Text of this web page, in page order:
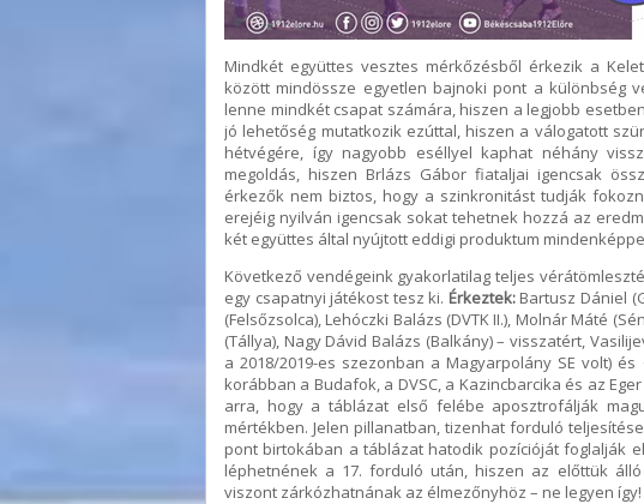
Mindkét együttes vesztes mérkőzésből érkezik a
között mindössze egyetlen bajnoki pont a különbség
lenne mindkét csapat számára, hiszen a legjobb
jó lehetőség mutatkozik ezúttal, hiszen a válogatott
hétvégére, így nagyobb eséllyel kaphat néhány
megoldás, hiszen Brlázs Gábor fiataljai igencsak
érkezők nem biztos, hogy a szinkronitást tudják
erejéig nyilván igencsak sokat tehetnek hozzá az
két együttes által nyújtott eddigi produktum
Következő vendégeink gyakorlatilag teljes
egy csapatnyi játékost tesz ki. Érkeztek:Bartusz Dániel
(Felsőzsolca), Lehóczki Balázs (DVTK II.), Molnár Máté
(Tállya), Nagy Dávid Balázs (Balkány) – visszatért,
a 2018/2019-es szezonban a Magyarpolány SE volt)
korábban a Budafok, a DVSC, a Kazincbarcika és az
arra, hogy a táblázat első felébe aposztrofálják
mértékben. Jelen pillanatban, tizenhat forduló
pont birtokában a táblázat hatodik pozícióját foglalják
léphetnének a 17. forduló után, hiszen az előttük
viszont zárkózhatnának az élmezőnyhöz – ne legyen így!